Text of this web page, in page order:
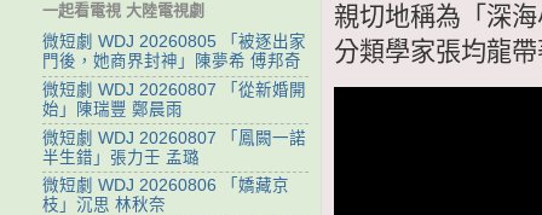
親切地稱為「深
分類學家張均龍
一起看電視 大陸電視劇
微短劇 WDJ 20260805 「被逐出家
門後，她商界封神」陳夢希 傅邦奇
微短劇 WDJ 20260807 「從新婚開
始」陳瑞豐 鄭晨雨
微短劇 WDJ 20260807 「鳳闕一諾
半生錯」張力壬 孟璐
微短劇 WDJ 20260806 「嬌藏京
枝」沉思 林秋奈